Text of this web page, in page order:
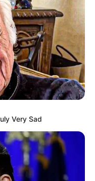
Very Sad